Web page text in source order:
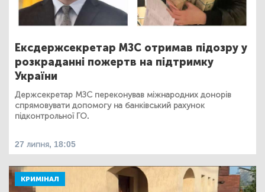
Ексдержсекретар МЗС отримав підозру у
розкраданні пожертв на підтримку
України
Держсекретар МЗС переконував міжнародних донорів
спрямовувати допомогу на банківський рахунок
підконтрольної ГО.
27 липня, 18:05
КРИМІНАЛ